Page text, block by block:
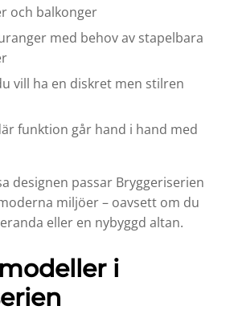
och balkonger
med behov av stapelbara
vill ha en diskret men stilren
funktion går hand i hand med
designen passar Bryggeriserien
miljöer – oavsett om du
eller en nybyggd altan.
i